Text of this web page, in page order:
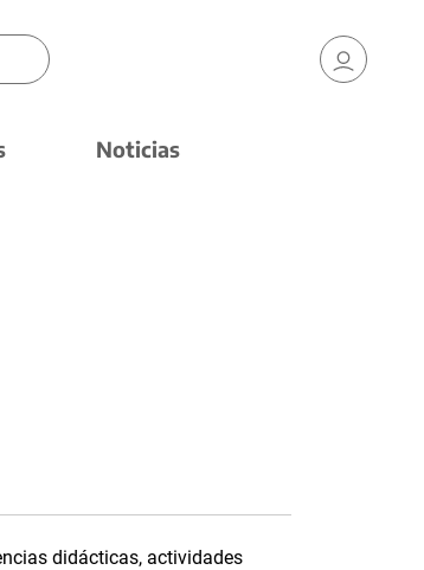
Noticias
didácticas, actividades